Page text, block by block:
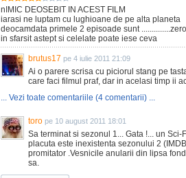
nIMIC DEOSEBIT IN ACEST FILM
iarasi ne luptam cu lughioane de pe alta planeta
deocamdata primele 2 episoade sunt
in sfarsit astept si celelate poate iese ceva
brutus17 pe 4 iulie 2011 21:09
Ai o parere scrisa cu piciorul stang pe
care faci filmul praf, dar in acelasi timp ii
... Vezi toate comentariile (4 comentarii) ...
toro pe 10 august 2011 18:01
Sa terminat si sezonul 1... Gata !... un
placuta este inexistenta sezonului 2
promitator .Vesnicile anularii din lipsa
sa.